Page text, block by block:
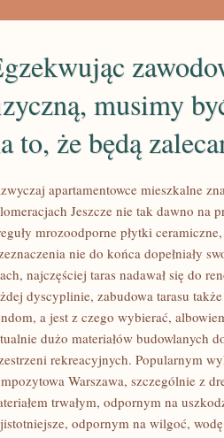
musimy
to, że będą
apartamentowce mieszkalne
Jeszcze nie tak dawno na
mrozoodporne płytki
nie do końca dopełniały
najczęściej taras nadawał się do
dyscyplinie, zabudowa tarasu
a jest z czego wybierać,
dużo materiałów budowlanych
rekreacyjnych. Popularnym
Warszawa, szczególnie z
trwałym, odpornym na
odpornym na wilgoć, wodę